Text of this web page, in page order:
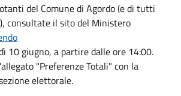
del Comune di Agordo (e di tutti
consultate il sito del Ministero
10 giugno, a partire dalle ore 14:00.
"Preferenze Totali" con la
elettorale.